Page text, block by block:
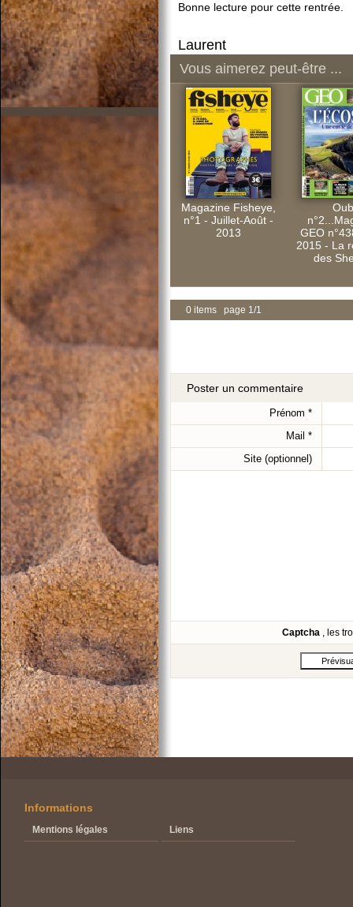
Bonne lecture pour cette rentrée.
Laurent
Vous aimerez peut-être ...
Magazine Fisheye,
n°1 - Juillet-Août -
2013
GEO
2015 - La
des
0 items page 1/1
Poster un commentaire
Prénom *
Mail *
Site (optionnel)
Captcha , les
Informations
Mentions légales Liens